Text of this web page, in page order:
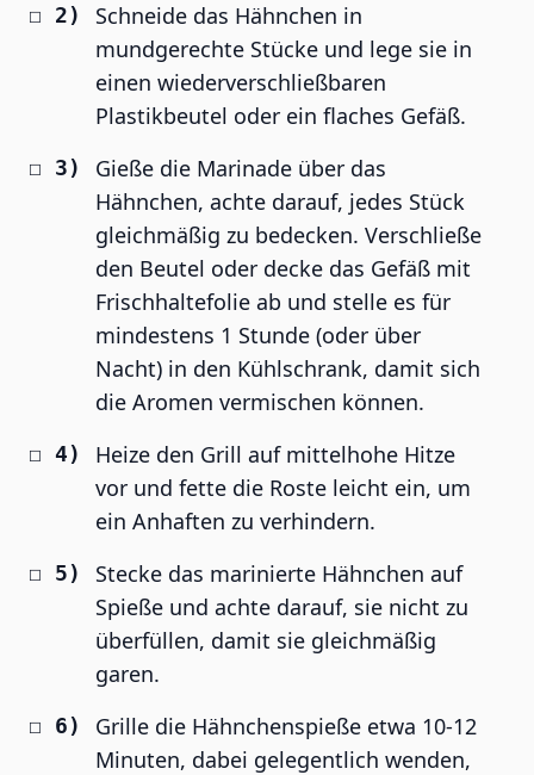
Schneide das Hähnchen in
mundgerechte Stücke und lege sie in
einen wiederverschließbaren
Plastikbeutel oder ein flaches Gefäß.
Gieße die Marinade über das
Hähnchen, achte darauf, jedes Stück
gleichmäßig zu bedecken. Verschließe
den Beutel oder decke das Gefäß mit
Frischhaltefolie ab und stelle es für
mindestens 1 Stunde (oder über
Nacht) in den Kühlschrank, damit sich
die Aromen vermischen können.
Heize den Grill auf mittelhohe Hitze
vor und fette die Roste leicht ein, um
ein Anhaften zu verhindern.
Stecke das marinierte Hähnchen auf
Spieße und achte darauf, sie nicht zu
überfüllen, damit sie gleichmäßig
garen.
Grille die Hähnchenspieße etwa 10-12
Minuten, dabei gelegentlich wenden,